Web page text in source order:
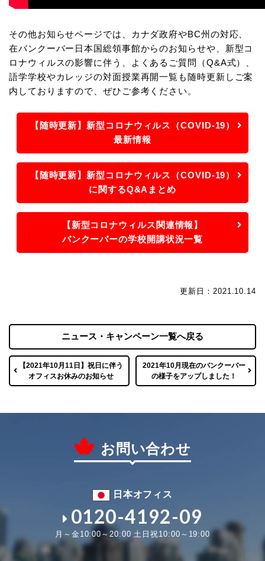
その他お知らせページでは、カナダ政府やBC州の対応、
在バンクーバー日本国総領事館からのお知らせや、新型コ
ロナウィルスの影響に伴う、よくあるご質問（Q&A式）、
語学学校やカレッジの対面授業再開一覧も随時更新しご案
内しておりますので、ぜひご参考ください。
【随時更新】新型コロナウィルス（COVID-19）
最新情報
【随時更新】新型コロナウィルス（COVID-19）
に関するQ&Aまとめ
【新型コロナウィルス関連情報】
バンクーバーの学校開講状況一覧
更新日：2021.10.14
【2021年10月11日】祝日に伴う
オフィスお休みのお知らせ
ニュース・キャンペーン一覧へ戻る
2021年10月現在のバンクーバー
の様子をアップしました！
お問い合わせ
日本オフィス
0120-4192-09
月～金10:00～20:00 土日祝10:00～19:00